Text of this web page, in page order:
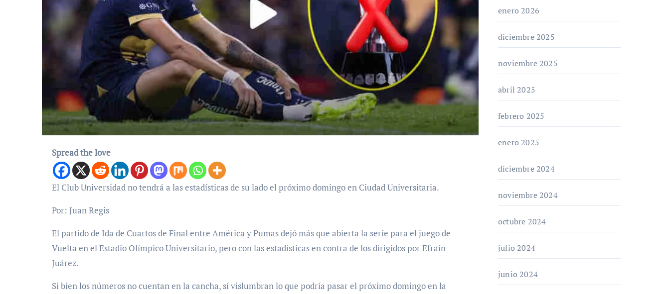
Spread the love
El Club Universidad no tendrá a las estadísticas de su lado el próximo domingo en Ciudad Universitaria.
Por: Juan Regis
El partido de Ida de Cuartos de Final entre América y Pumas dejó más que abierta la serie para el juego de
Vuelta en el Estadio Olímpico Universitario, pero con las estadísticas en contra de los dirigidos por Efraín
Juárez.
Si bien los números no cuentan en la cancha, sí vislumbran lo que podría pasar el próximo domingo en la
enero 2026
diciembre 2025
noviembre 2025
abril 2025
febrero 2025
enero 2025
diciembre 2024
noviembre 2024
octubre 2024
julio 2024
junio 2024